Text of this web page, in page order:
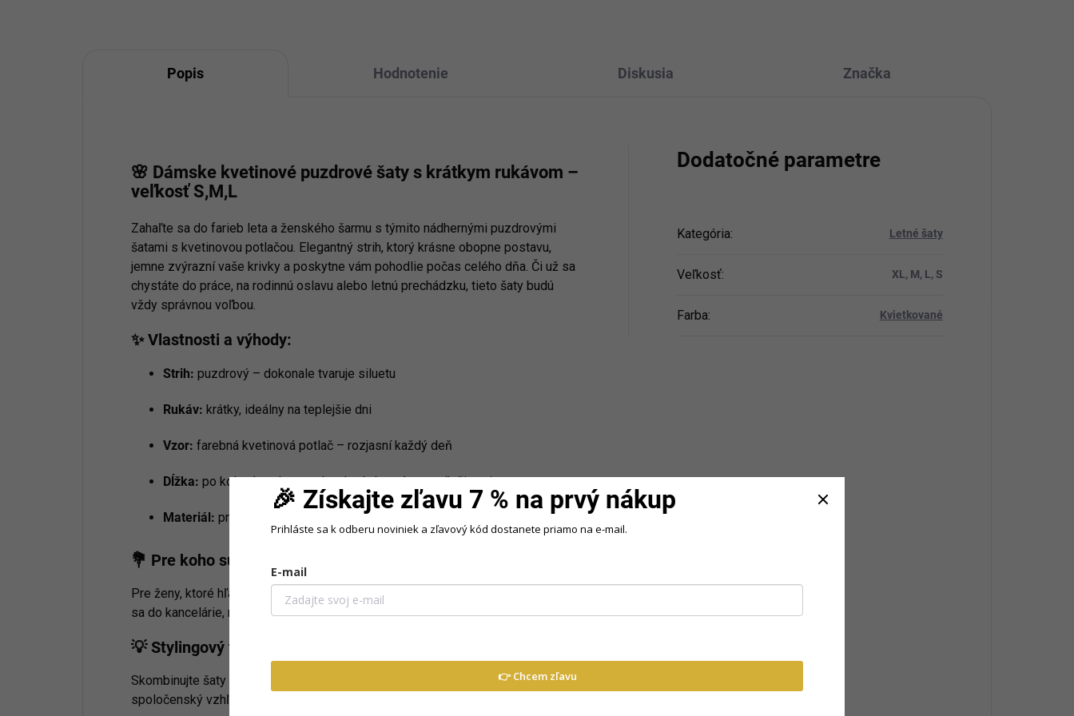
Popis Hodnotenie Diskusia Značka
🌸 Dámske kvetinové puzdrové šaty s krátkym rukávom –
veľkosť S,M,L
Zahaľte sa do farieb leta a ženského šarmu s týmito nádhernými puzdrovými
šatami s kvetinovou potlačou. Elegantný strih, ktorý krásne obopne postavu,
jemne zvýrazní vaše krivky a poskytne vám pohodlie počas celého dňa. Či už sa
chystáte do práce, na rodinnú oslavu alebo letnú prechádzku, tieto šaty budú
vždy správnou voľbou.
✨Vlastnosti a výhody:
Strih: puzdrový – dokonale tvaruje siluetu
Rukáv: krátky, ideálny na teplejšie dni
Vzor: farebná kvetinová potlač – rozjasní každý deň
Dĺžka: po kolená – elegantná a vhodná na rôzne príležitosti
Materiál: príjemný, elastický a priedušný – prispôsobí sa postave
💐 Pre koho sú tieto šaty?
Pre ženy, ktoré hľadajú spojenie elegancie, komfortu a nadčasového štýlu. Hodí
sa do kancelárie, na svadbu, letnú párty aj bežné nosenie.
💡 Stylingový tip:
Skombinujte šaty so sandálmi na podpätku a jemnými doplnkami pre
spoločenský vzhľad, alebo s balerínkami a denimovou bundou pre ležérny štýl.
Dodatočné parametre
Kategória: Letné šaty
Veľkosť: XL, M, L, S
Farba: Kvietkované
🎉 Získajte zľavu 7 % na prvý nákup
Prihláste sa k odberu noviniek a zľavový kód dostanete priamo na e-mail.
E-mail
👉 Chcem zľavu